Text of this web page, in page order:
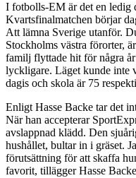
I fotbolls-EM är det en ledig
Kvartsfinalmatchen börjar
Att lämna Sverige utanför.
Stockholms västra förorter,
familj flyttade hit för några
lyckligare. Läget kunde inte
dagis och skola är 75
Enligt Hasse Backe tar det
När han accepterar
avslappnad klädd. Den
hushållet, bultar in i gräset.
förutsättning för att skaffa
favorit, tillägger Hasse